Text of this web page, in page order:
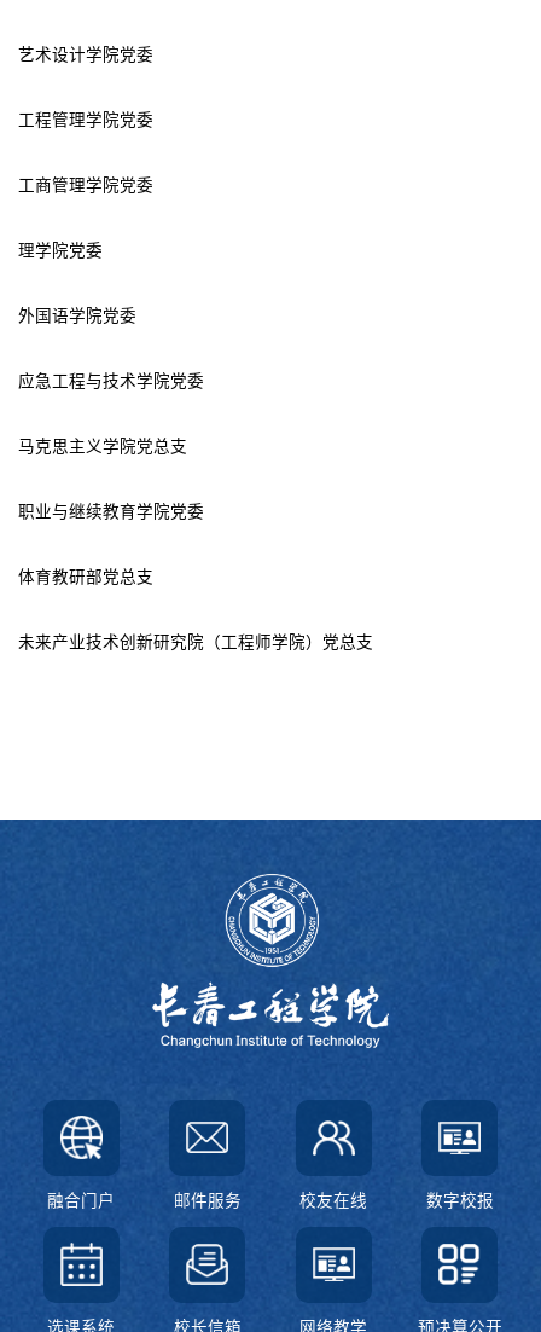
艺术设计学院党委
工程管理学院党委
工商管理学院党委
理学院党委
外国语学院党委
应急工程与技术学院党委
马克思主义学院党总支
职业与继续教育学院党委
体育教研部党总支
未来产业技术创新研究院（工程师学院）党总支
融合门户 邮件服务 校友在线 数字校报
选课系统 校长信箱 网络教学 预决算公开